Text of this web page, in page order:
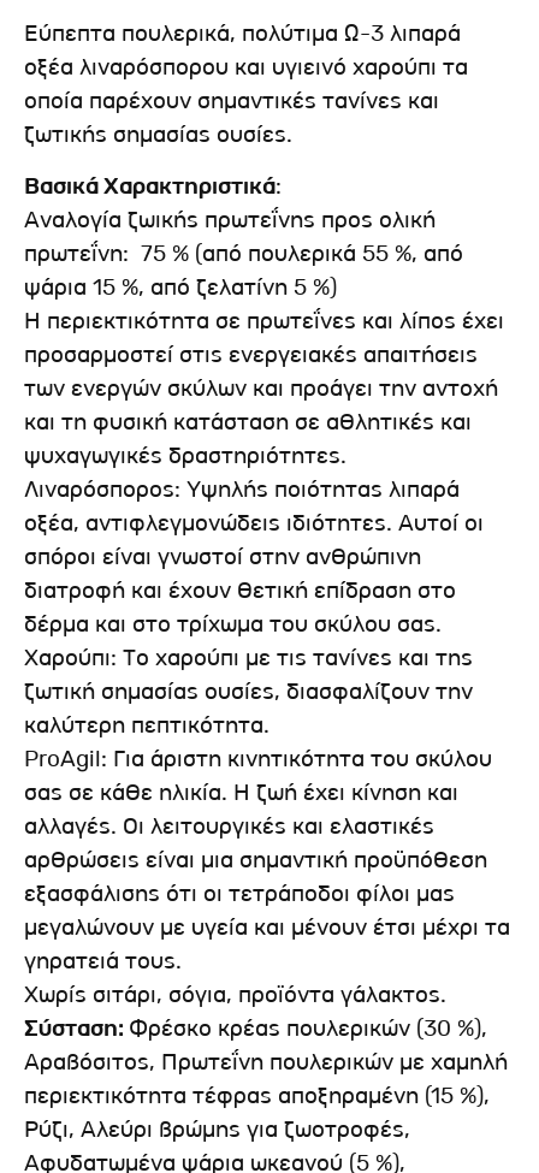
Εύπεπτα πουλερικά, πολύτιμα Ω-3 λιπαρά
οξέα λιναρόσπορου και υγιεινό χαρούπι τα
οποία παρέχουν σημαντικές τανίνες και
ζωτικής σημασίας ουσίες.
Βασικά Χαρακτηριστικά:
Αναλογία ζωικής πρωτεΐνης προς ολική
πρωτεΐνη: 75 % (από πουλερικά 55 %, από
ψάρια 15 %, από ζελατίνη 5 %)
Η περιεκτικότητα σε πρωτεΐνες και λίπος έχει
προσαρμοστεί στις ενεργειακές απαιτήσεις
των ενεργών σκύλων και προάγει την αντοχή
και τη φυσική κατάσταση σε αθλητικές και
ψυχαγωγικές δραστηριότητες.
Λιναρόσπορος: Υψηλής ποιότητας λιπαρά
οξέα, αντιφλεγμονώδεις ιδιότητες. Αυτοί οι
σπόροι είναι γνωστοί στην ανθρώπινη
διατροφή και έχουν θετική επίδραση στο
δέρμα και στο τρίχωμα του σκύλου σας.
Χαρούπι: Tο χαρούπι με τις τανίνες και της
ζωτική σημασίας ουσίες, διασφαλίζουν την
καλύτερη πεπτικότητα.
ProAgil: Για άριστη κινητικότητα του σκύλου
σας σε κάθε ηλικία. Η ζωή έχει κίνηση και
αλλαγές. Οι λειτουργικές και ελαστικές
αρθρώσεις είναι μια σημαντική προϋπόθεση
εξασφάλισης ότι οι τετράποδοι φίλοι μας
μεγαλώνουν με υγεία και μένουν έτσι μέχρι τα
γηρατειά τους.
Χωρίς σιτάρι, σόγια, προϊόντα γάλακτος.
Σύσταση: Φρέσκο κρέας πουλερικών (30 %),
Αραβόσιτος, Πρωτεΐνη πουλερικών με χαμηλή
περιεκτικότητα τέφρας αποξηραμένη (15 %),
Ρύζι, Αλεύρι βρώμης για ζωοτροφές,
Aφυδατωμένα ψάρια ωκεανού (5 %),